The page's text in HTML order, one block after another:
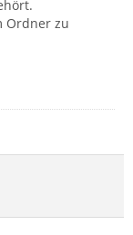
Ordner zu